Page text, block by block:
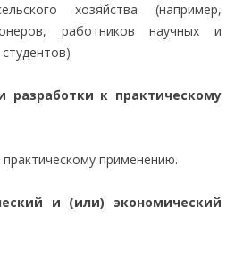
хозяйства (например,
работников научных и
разработки к практическому
применению.
и (или) экономический